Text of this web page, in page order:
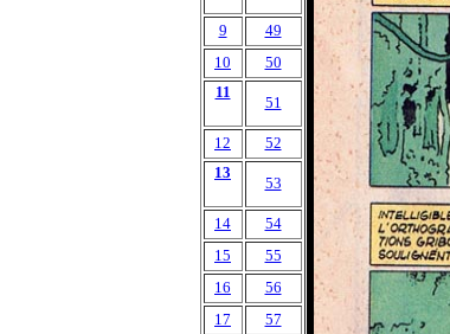
9
49
10
50
11
51
12
52
13
53
14
54
15
55
16
56
17
57